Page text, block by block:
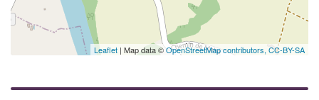
Leaflet | Map data ©OpenStreetMap contributors, CC-BY-SA